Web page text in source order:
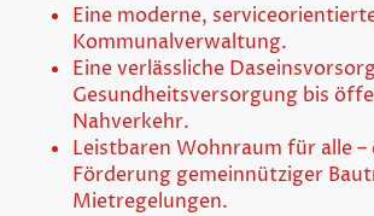
Eine moderne,
Kommunalverwaltung.
Eine verlässliche
Gesundheitsversorgung bis
Nahverkehr.
Leistbaren Wohnraum für alle –
Förderung gemeinnütziger
Mietregelungen.